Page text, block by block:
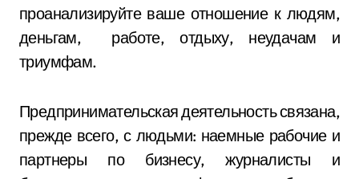
проанализируйте ваше отношение к людям,
деньгам, работе, отдыху, неудачам и
триумфам.
Предпринимательская деятельность связана,
прежде всего, с людьми: наемные рабочие и
партнеры по бизнесу, журналисты и